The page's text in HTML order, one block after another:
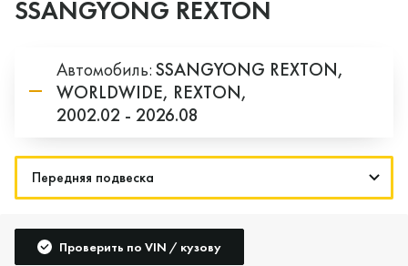
SSANGYONG REXTON
Автомобиль:SSANGYONG REXTON,
WORLDWIDE, REXTON,
2002.02 - 2026.08
Проверить по VIN / кузову